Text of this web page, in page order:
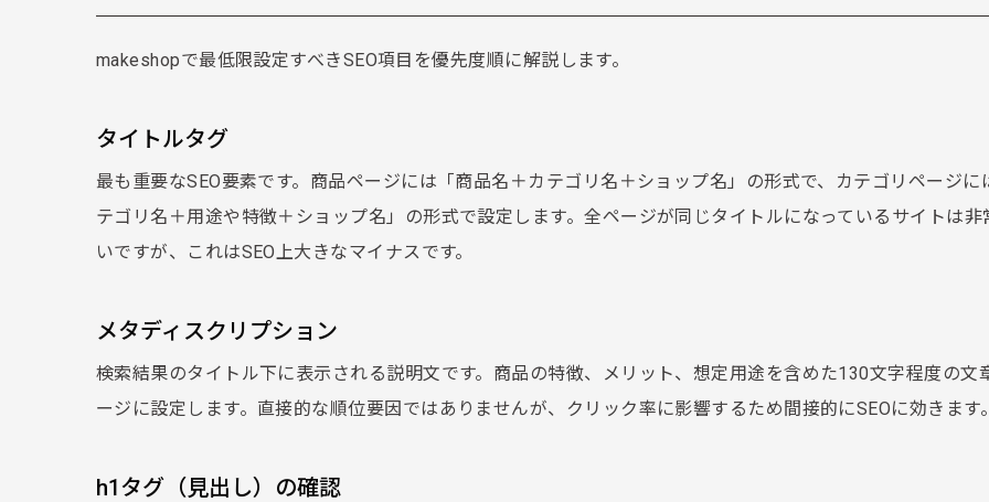
makeshopで最低限設定すべきSEO項目を優先度順に解説します。
タイトルタグ
最も重要なSEO要素です。商品ページには「商品名＋カテゴリ名＋ショップ名」の形式で、カテゴリページに
テゴリ名＋用途や特徴＋ショップ名」の形式で設定します。全ページが同じタイトルになっているサイトは非
いですが、これはSEO上大きなマイナスです。
メタディスクリプション
検索結果のタイトル下に表示される説明文です。商品の特徴、メリット、想定用途を含めた130文字程度の文
ージに設定します。直接的な順位要因ではありませんが、クリック率に影響するため間接的にSEOに効きます。
h1タグ（見出し）の確認